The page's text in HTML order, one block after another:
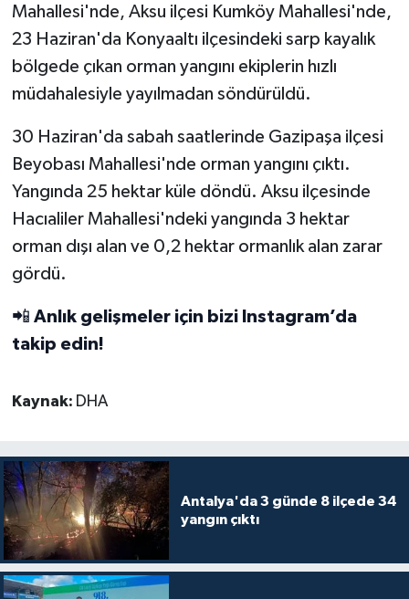
Mahallesi'nde, Aksu ilçesi Kumköy Mahallesi'nde,
23 Haziran'da Konyaaltı ilçesindeki sarp kayalık
bölgede çıkan orman yangını ekiplerin hızlı
müdahalesiyle yayılmadan söndürüldü.
30 Haziran'da sabah saatlerinde Gazipaşa ilçesi
Beyobası Mahallesi'nde orman yangını çıktı.
Yangında 25 hektar küle döndü. Aksu ilçesinde
Hacıaliler Mahallesi'ndeki yangında 3 hektar
orman dışı alan ve 0,2 hektar ormanlık alan zarar
gördü.
📲 Anlık gelişmeler için bizi Instagram’da
takip edin!
Kaynak: DHA
Antalya'da 3 günde 8 ilçede 34
yangın çıktı